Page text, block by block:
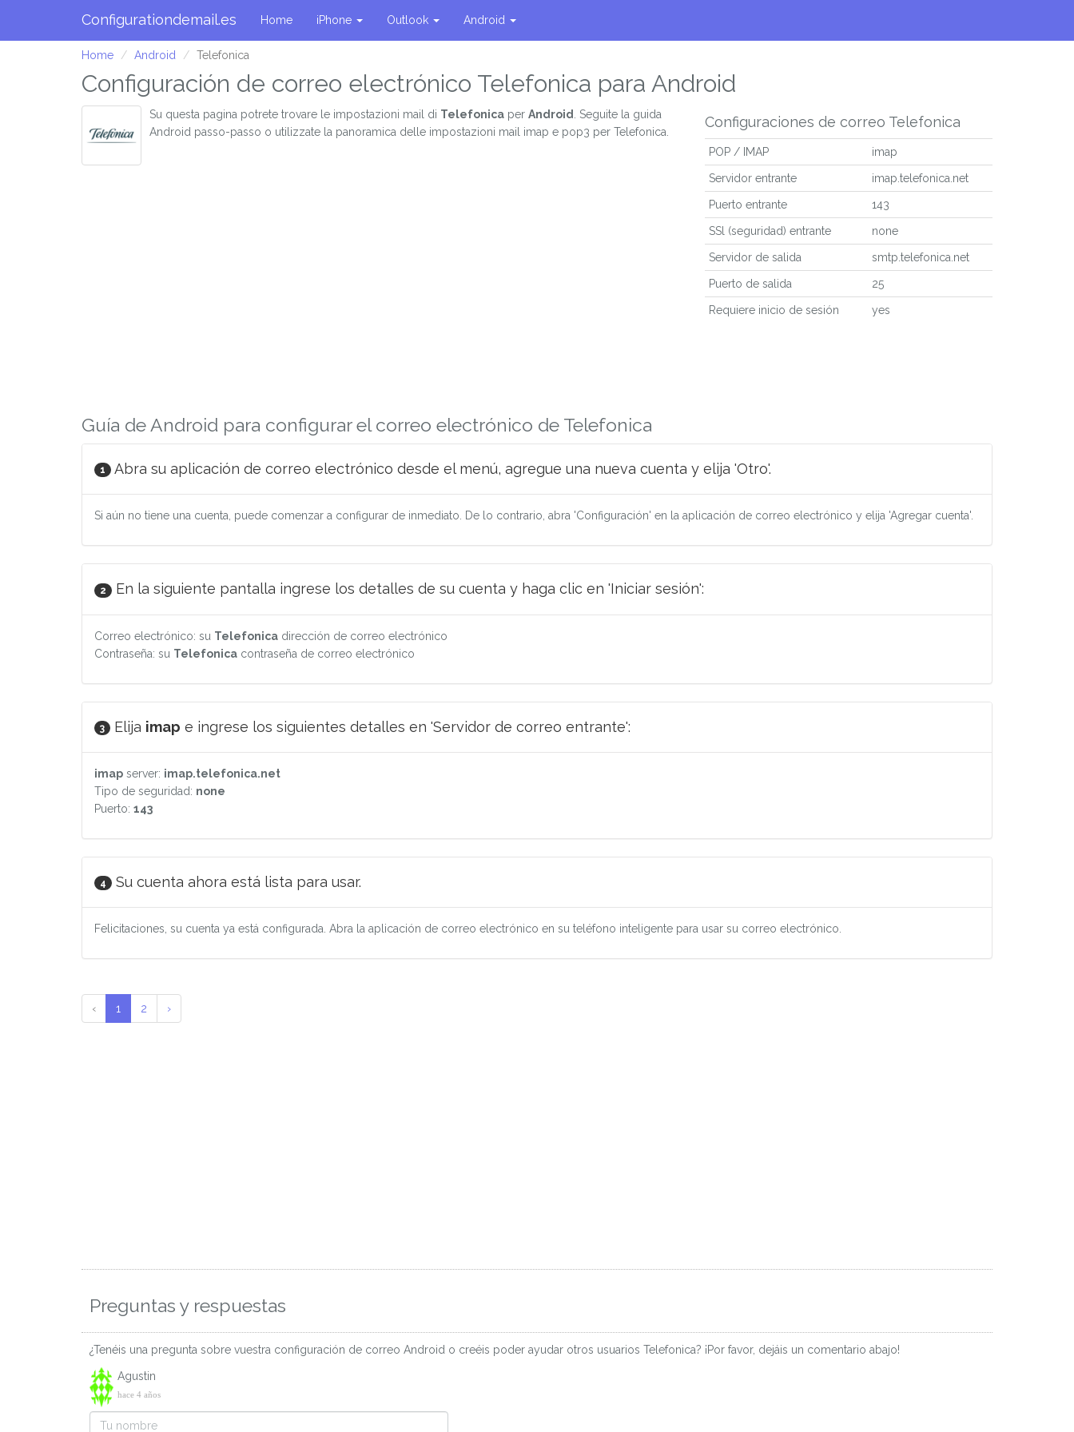
Configurationdemail.es Home iPhone Outlook Android
Home Android Telefonica
Configuración de correo electrónico Telefonica para Android
Su questa pagina potrete trovare le impostazioni mail di Telefonica per Android
. Seguite la guida
Android passo-passo o utilizzate la panoramica delle impostazioni mail imap e pop3 per Telefonica.
Configuraciones de correo Telefonica
POP / IMAP imap
Servidor entrante imap.telefonica.net
Puerto entrante 143
SSl (seguridad) entrante none
Servidor de salida smtp.telefonica.net
Puerto de salida 25
Requiere inicio de sesión yes
Guía de Android para configurar el correo electrónico de Telefonica
1 Abra su aplicación de correo electrónico desde el menú, agregue una nueva cuenta y elija 'Otro'.
Si aún no tiene una cuenta, puede comenzar a configurar de inmediato. De lo contrario, abra 'Configuración' en la aplicación de correo electrónico y elija 'Agregar cuenta'.
2 En la siguiente pantalla ingrese los detalles de su cuenta y haga clic en 'Iniciar sesión':
Correo electrónico: su Telefonica dirección de correo electrónico
Contraseña: su Telefonica contraseña de correo electrónico
3 Elija imap e ingrese los siguientes detalles en 'Servidor de correo entrante':
imap server: imap.telefonica.net
Tipo de seguridad: none
Puerto: 143
4 Su cuenta ahora está lista para usar.
Felicitaciones, su cuenta ya está configurada. Abra la aplicación de correo electrónico en su teléfono inteligente para usar su correo electrónico.
‹ 1 2 ›
Preguntas y respuestas
¿Tenéis una pregunta sobre vuestra configuración de correo Android o creéis poder ayudar otros usuarios Telefonica? ¡Por favor, dejáis un comentario abajo!
Agustin
hace 4 años